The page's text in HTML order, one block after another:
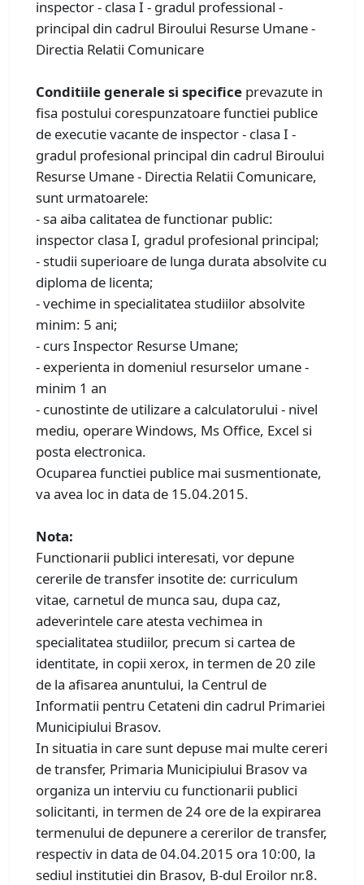
inspector - clasa I - gradul professional -
principal din cadrul Biroului Resurse Umane -
Directia Relatii Comunicare
Conditiile generale si specifice prevazute in
fisa postului corespunzatoare functiei publice
de executie vacante de inspector - clasa I -
gradul profesional principal din cadrul Biroului
Resurse Umane - Directia Relatii Comunicare,
sunt urmatoarele:
- sa aiba calitatea de functionar public:
inspector clasa I, gradul profesional principal;
- studii superioare de lunga durata absolvite cu
diploma de licenta;
- vechime in specialitatea studiilor absolvite
minim: 5 ani;
- curs Inspector Resurse Umane;
- experienta in domeniul resurselor umane -
minim 1 an
- cunostinte de utilizare a calculatorului - nivel
mediu, operare Windows, Ms Office, Excel si
posta electronica.
Ocuparea functiei publice mai susmentionate,
va avea loc in data de 15.04.2015.
Nota:
Functionarii publici interesati, vor depune
cererile de transfer insotite de: curriculum
vitae, carnetul de munca sau, dupa caz,
adeverintele care atesta vechimea in
specialitatea studiilor, precum si cartea de
identitate, in copii xerox, in termen de 20 zile
de la afisarea anuntului, la Centrul de
Informatii pentru Cetateni din cadrul Primariei
Municipiului Brasov.
In situatia in care sunt depuse mai multe cereri
de transfer, Primaria Municipiului Brasov va
organiza un interviu cu functionarii publici
solicitanti, in termen de 24 ore de la expirarea
termenului de depunere a cererilor de transfer,
respectiv in data de 04.04.2015 ora 10:00, la
sediul institutiei din Brasov, B-dul Eroilor nr.8.